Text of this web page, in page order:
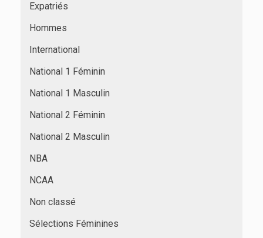
Expatriés
Hommes
International
National 1 Féminin
National 1 Masculin
National 2 Féminin
National 2 Masculin
NBA
NCAA
Non classé
Sélections Féminines